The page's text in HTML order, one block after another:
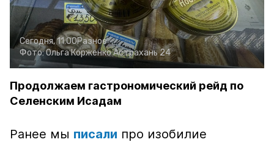
Сегодня, 11:00Разное
Фото:Ольга КорженкоАстрахань 24
Продолжаем гастрономический рейд по
Селенским Исадам
Ранее мы писали про изобилие